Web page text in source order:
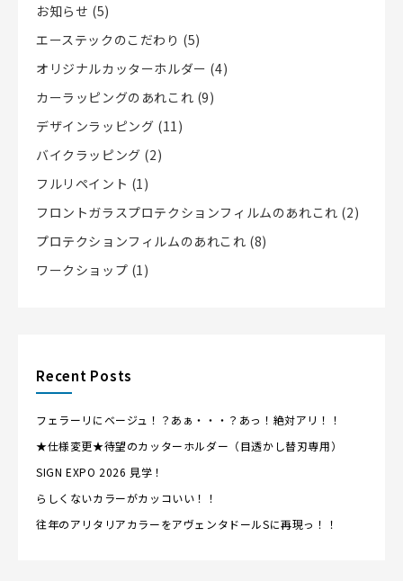
ー
シ
ョ
ン
お知らせ (5)
エーステックのこだわり (5)
オリジナルカッターホルダー (4)
カーラッピングのあれこれ (9)
デザインラッピング (11)
バイクラッピング (2)
フルリペイント (1)
フロントガラスプロテクションフィルムのあれこれ (2)
プロテクションフィルムのあれこれ (8)
ワークショップ (1)
Recent Posts
フェラーリにベージュ！？あぁ・・・？あっ！絶対アリ！！
★仕様変更★待望のカッターホルダー（目透かし替刃専用）
SIGN EXPO 2026 見学！
らしくないカラーがカッコいい！！
往年のアリタリアカラーをアヴェンタドールSに再現っ！！